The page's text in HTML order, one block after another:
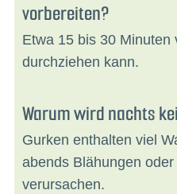
vorbereiten?
Etwa 15 bis 30 Minuten
durchziehen kann.
Warum wird nachts
Gurken enthalten viel
abends Blähungen oder
verursachen.